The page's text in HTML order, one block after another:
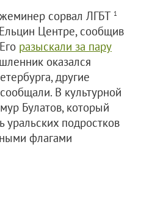
сорвал ЛГБТ 1
Центре, сообщив
разыскали за пару
оказался
другие
В культурной
Булатов, который
уральских подростков
флагами